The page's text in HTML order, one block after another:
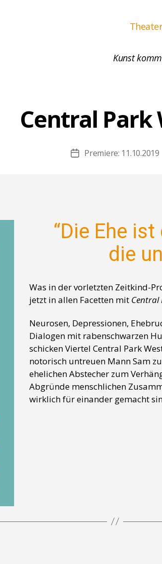
Kunst
Central Park
Beitragsdatum
Premiere: 11.10.2019
“Die Ehe
die
Was in der vorletzten Zeitkind-
jetzt in allen Facetten mit Central
Neurosen, Depressionen,
Dialogen mit rabenschwarzen
schicken Viertel Central Park
notorisch untreuen Mann Sam
ehelichen Abstecher zum
Abgründe menschlichen
wirklich für einander gemacht